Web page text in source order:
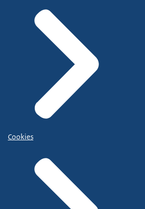
Cookies